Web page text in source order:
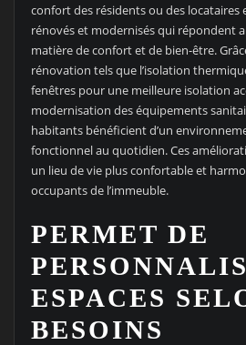
confort des résidents ou des locataires
rénovés et modernisés qui répondent
matière de confort et de bien-être.
rénovation tels que l’isolation
fenêtres pour une meilleure isolation
modernisation des équipements
habitants bénéficient d’un
fonctionnel au quotidien. Ces
un lieu de vie plus confortable et
occupants de l’immeuble.
PERMET DE
ESPACES
BESOINS